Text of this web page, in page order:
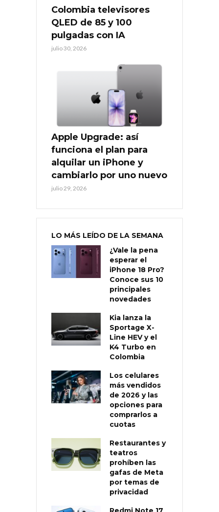
Colombia televisores
QLED de 85 y 100
pulgadas con IA
julio 30, 2026
Apple Upgrade: así
funciona el plan para
alquilar un iPhone y
cambiarlo por uno nuevo
julio 29, 2026
LO MÁS LEÍDO DE LA SEMANA
¿Vale la pena
esperar el
iPhone 18 Pro?
Conoce sus 10
principales
novedades
Kia lanza la
Sportage X-
Line HEV y el
K4 Turbo en
Colombia
Los celulares
más vendidos
de 2026 y las
opciones para
comprarlos a
cuotas
Restaurantes y
teatros
prohíben las
gafas de Meta
por temas de
privacidad